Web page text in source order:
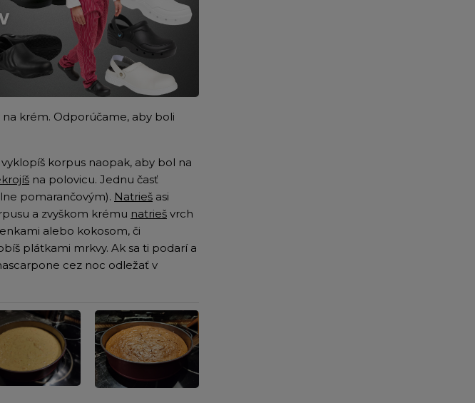
na krém. Odporúčame, aby boli
korpus naopak, aby bol na
na polovicu. Jednu časť
pomarančovým). Natrieš asi
a zvyškom krému natrieš vrch
alebo kokosom, či
plátkami mrkvy. Ak sa ti podarí a
cez noc odležať v